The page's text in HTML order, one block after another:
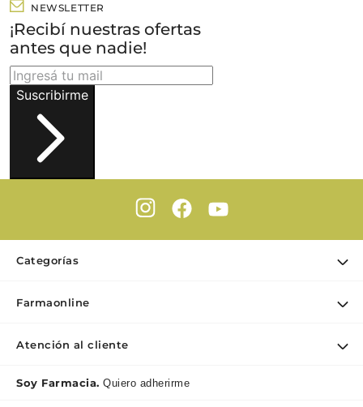
NEWSLETTER
¡Recibí nuestras ofertas
antes que nadie!
Suscribirme
Categorías
Dermocosmética
Nutrición & Deporte
Farmaonline
Atención al cliente
Contacto
Soy Farmacia. Quiero adherirme